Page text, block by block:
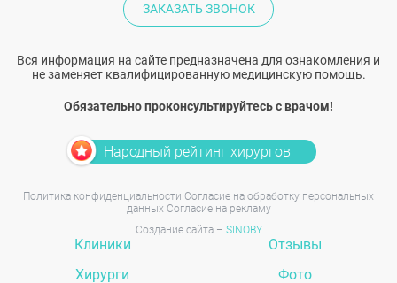
ЗАКАЗАТЬ ЗВОНОК
Вся информация на сайте предназначена для ознакомления и
не заменяет квалифицированную медицинскую помощь.
Обязательно проконсультируйтесь с врачом!
Народный рейтинг хирургов
Политика конфиденциальности Согласие на обработку персональных
данных Согласие на рекламу
Создание сайта – SINOBY
Клиники
Хирурги
Отзывы
Фото